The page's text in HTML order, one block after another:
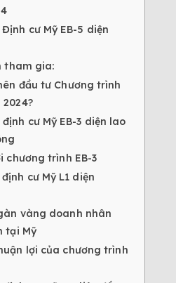
cư Mỹ EB-5 diện
tham gia:
đầu tư Chương trình
2024?
cư Mỹ EB-3 diện lao
chương trình EB-3
cư Mỹ L1 diện
vàng doanh nhân
tại Mỹ
lợi của chương trình